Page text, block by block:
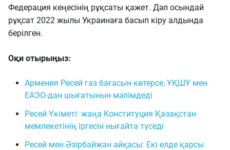
Федерация кеңесінің рұқсаты қажет. Дәл осындай
рұқсат 2022 жылы Украинаға басып кіру алдында
берілген.
Оқи отырыңыз:
Армения Ресей газ бағасын көтерсе, ҰҚШҰ мен
ЕАЭО-дан шығатынын мәлімдеді
Ресей Үкіметі: жаңа Конституция Қазақстан
мемлекетінің іргесін нығайта түседі
Ресей мен Әзірбайжан айқасы: Екі елде қарсы